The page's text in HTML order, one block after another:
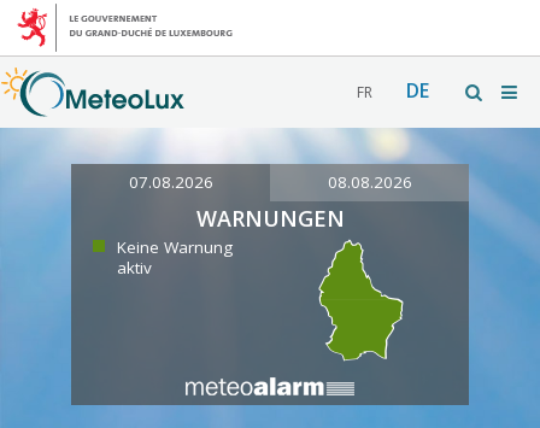
FR DE
07.08.2026 08.08.2026
WARNUNGEN
Keine Warnung
aktiv